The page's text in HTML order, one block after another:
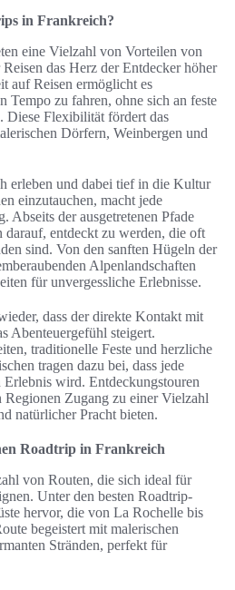
in Frankreich?
eine Vielzahl von Vorteilen von
das Herz der Entdecker höher
auf Reisen ermöglicht es
Tempo zu fahren, ohne sich an feste
Diese Flexibilität fördert das
Dörfern, Weinbergen und
erleben und dabei tief in die Kultur
einzutauchen, macht jede
Abseits der ausgetretenen Pfade
darauf, entdeckt zu werden, die oft
sind. Von den sanften Hügeln der
Alpenlandschaften
für unvergessliche Erlebnisse.
dass der direkte Kontakt mit
Abenteuergefühl steigert.
traditionelle Feste und herzliche
tragen dazu bei, dass jede
Erlebnis wird. Entdeckungstouren
Zugang zu einer Vielzahl
natürlicher Pracht bieten.
Roadtrip in Frankreich
von Routen, die sich ideal für
Unter den besten Roadtrip-
hervor, die von La Rochelle bis
begeistert mit malerischen
Stränden, perfekt für